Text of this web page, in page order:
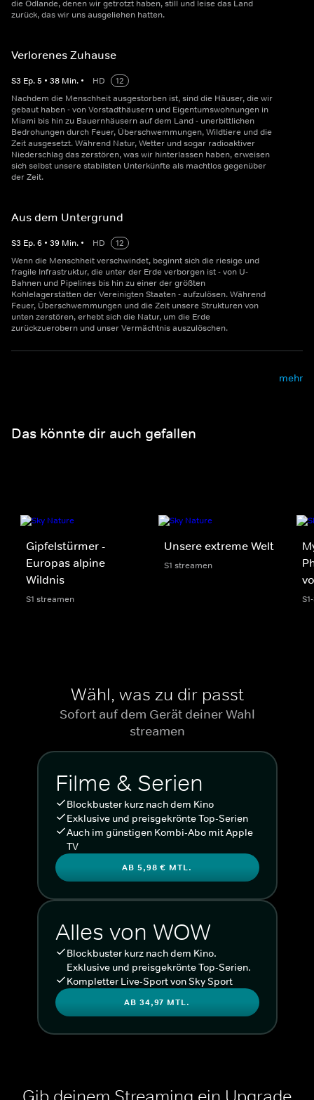
die Ödlande, denen wir getrotzt haben, still und leise das Land
zurück, das wir uns ausgeliehen hatten.
Verlorenes Zuhause
S3 Ep.5 • 38 Min. • HD
12
Nachdem die Menschheit ausgestorben ist, sind die Häuser, die wir
gebaut haben - von Vorstadthäusern und Eigentumswohnungen in
Miami bis hin zu Bauernhäusern auf dem Land - unerbittlichen
Bedrohungen durch Feuer, Überschwemmungen, Wildtiere und die
Zeit ausgesetzt. Während Natur, Wetter und sogar radioaktiver
Niederschlag das zerstören, was wir hinterlassen haben, erweisen
sich selbst unsere stabilsten Unterkünfte als machtlos gegenüber
der Zeit.
Aus dem Untergrund
S3 Ep.6 • 39 Min. • HD
12
Wenn die Menschheit verschwindet, beginnt sich die riesige und
fragile Infrastruktur, die unter der Erde verborgen ist - von U-
Bahnen und Pipelines bis hin zu einer der größten
Kohlelagerstätten der Vereinigten Staaten - aufzulösen. Während
Feuer, Überschwemmungen und die Zeit unsere Strukturen von
unten zerstören, erhebt sich die Natur, um die Erde
zurückzuerobern und unser Vermächtnis auszulöschen.
mehr
Das könnte dir auch gefallen
Gipfelstürmer -
Europas alpine
Wildnis
S1 streamen
Unsere extreme Welt
S1 streamen
Wähl, was zu dir passt
Sofort auf dem Gerät deiner Wahl
streamen
Filme & Serien
Blockbuster kurz nach dem Kino
Exklusive und preisgekrönte Top-Serien
Auch im günstigen Kombi-Abo mit Apple
TV
AB 5,98 € MTL.
Alles von WOW
Blockbuster kurz nach dem Kino.
Exklusive und preisgekrönte Top-Serien.
Kompletter Live-Sport von Sky Sport
AB 34,97 MTL.
Gib deinem Streaming ein Upgrade